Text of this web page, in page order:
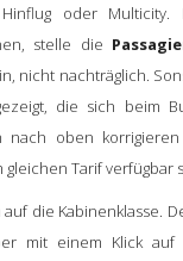
oder Multicity.
stelle die
nicht nachträglich.
die sich beim
nach oben
gleichen Tarif verfügbar
die Kabinenklasse.
mit einem Klick auf